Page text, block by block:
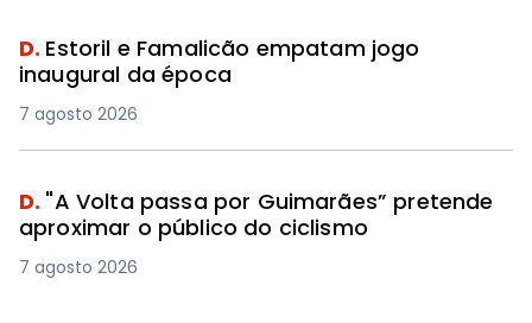
D. Estoril e Famalicão empatam jogo
inaugural da época
7 agosto 2026
D. "A Volta passa por Guimarães” pretende
aproximar o público do ciclismo
7 agosto 2026